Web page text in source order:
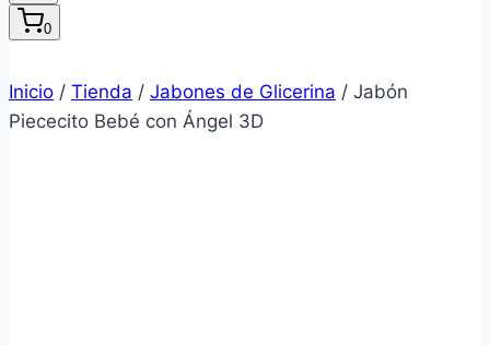
0
Inicio / Tienda / Jabones de Glicerina / Jabón
Piececito Bebé con Ángel 3D